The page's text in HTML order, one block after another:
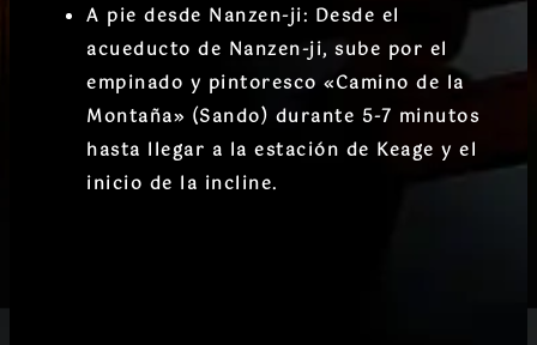
A pie desde Nanzen-ji: Desde el
acueducto de Nanzen-ji, sube por el
empinado y pintoresco «Camino de la
Montaña» (Sando) durante 5-7 minutos
hasta llegar a la estación de Keage y el
inicio de la incline.